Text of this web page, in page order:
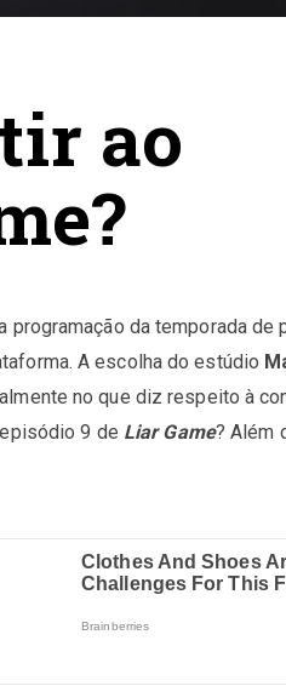
ao
da temporada de
A escolha do estúdio
no que diz respeito à
9 de Liar Game? Além